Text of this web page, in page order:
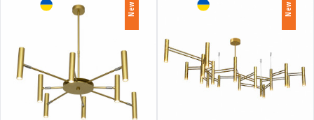
New New